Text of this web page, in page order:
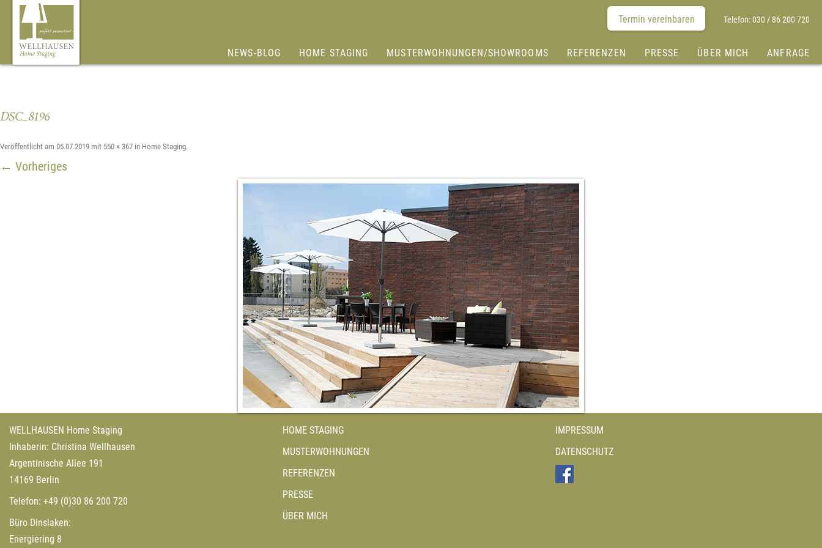
Telefon: 030 / 86 200 720
Termin vereinbaren
Zum
Inhalt
NEWS-BLOG
HOME STAGING
MUSTERWOHNUNGEN/SHOWROOMS
REFERENZEN
Eigentumswohnung Duisburg-Hamborn
Einfamilienhaus Dinslaken-Innenstadt
Einfamilienhaus Dinslaken-Bruch
Eigentumswohnung Dinslaken
Doppelhaushälfte Voerde (Möllen)
PRESSE ÜBER MICH ANFRAGE
DSC_8196
Veröffentlicht am 05.07.2019 mit 550 × 367 in Home Staging.
← Vorheriges
WELLHAUSEN Home Staging
Inhaberin: Christina Wellhausen
Argentinische Allee 191
14169 Berlin
Telefon: +49 (0)30 86 200 720
Büro Dinslaken:
Energiering 8
HOME STAGING
MUSTERWOHNUNGEN
REFERENZEN
PRESSE
ÜBER MICH
IMPRESSUM
DATENSCHUTZ